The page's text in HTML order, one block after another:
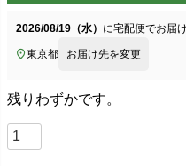
2026/08/19（水） に宅配便でお届
東京都 お届け先を変更
残りわずかです。